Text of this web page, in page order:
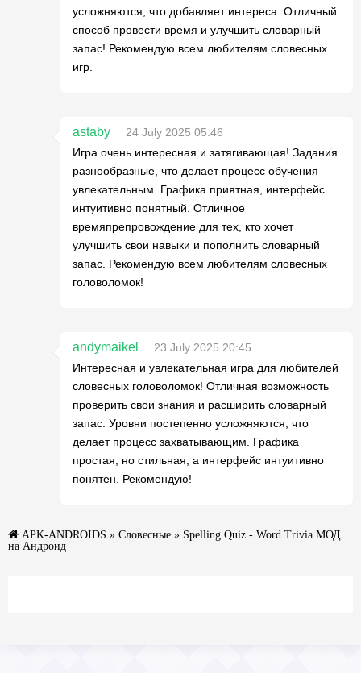
усложняются, что добавляет интереса. Отличный
способ провести время и улучшить словарный
запас! Рекомендую всем любителям словесных
игр.
astaby
24 July 2025 05:46
Игра очень интересная и затягивающая! Задания
разнообразные, что делает процесс обучения
увлекательным. Графика приятная, интерфейс
интуитивно понятный. Отличное
времяпрепровождение для тех, кто хочет
улучшить свои навыки и пополнить словарный
запас. Рекомендую всем любителям словесных
головоломок!
andymaikel
23 July 2025 20:45
Интересная и увлекательная игра для любителей
словесных головоломок! Отличная возможность
проверить свои знания и расширить словарный
запас. Уровни постепенно усложняются, что
делает процесс захватывающим. Графика
простая, но стильная, а интерфейс интуитивно
понятен. Рекомендую!
APK-ANDROIDS » Словесные » Spelling Quiz - Word Trivia МОД
на Андроид